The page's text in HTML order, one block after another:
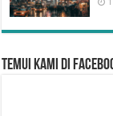
Temui Kami di